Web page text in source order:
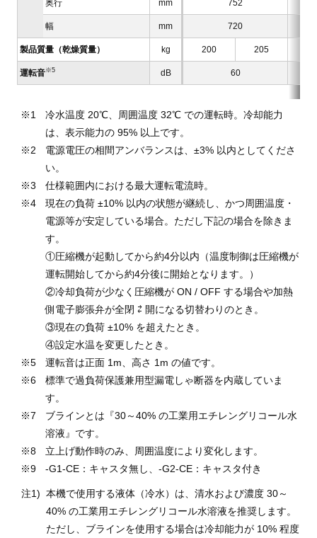
奥行 mm 752
幅 mm 720
製品質量（乾燥質量） kg 200 205
運転音※5 dB 60
冷水温度 20℃、周囲温度 32℃ での運転時。冷却能力
は、表示能力の 95% 以上です。
電源電圧の相間アンバランスは、±3% 以内としてくださ
い。
仕様範囲内における最大運転電流時。
現在の負荷 ±10% 以内の状態が継続し、かつ周囲温度・
電源等が安定している場合。ただし下記の場合を除きま
す。
①圧縮機が起動してから約4分以内（温度制御は圧縮機が
運転開始してから約4分後に開始となります。）
②冷却負荷が少なく圧縮機が ON / OFF する場合や加熱
側電子膨張弁が全閉 ⇄ 開になる切替わりのとき。
③現在の負荷 ±10% を超えたとき。
④設定水温を変更したとき。
運転音は正面 1m、高さ 1m の値です。
標準で過負荷保護兼用型漏電しゃ断器を内蔵していま
す。
ブラインとは『30～40% の工業用エチレングリコール水
溶液』です。
立上げ動作時のみ、周囲温度により変化します。
-G1-CE：キャスタ無し、-G2-CE：キャスタ付き
本機で使用する液体（冷水）は、清水および濃度 30～
40% の工業用エチレングリコール水溶液を推奨します。
ただし、ブラインを使用する場合は冷却能力が 10% 程度